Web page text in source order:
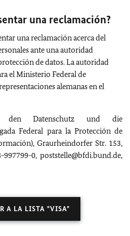
una reclamación?
una reclamación acerca del
ante una autoridad
de datos. La autoridad
el Ministerio Federal de
alemanas en el
den Datenschutz und die
Federal para la Protección de
Graurheindorfer Str. 153,
0, poststelle@bfdi.bund.de,
A LA LISTA "VISA"